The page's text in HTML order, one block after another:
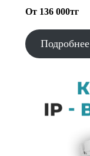
От 136 000тг
Подробнее